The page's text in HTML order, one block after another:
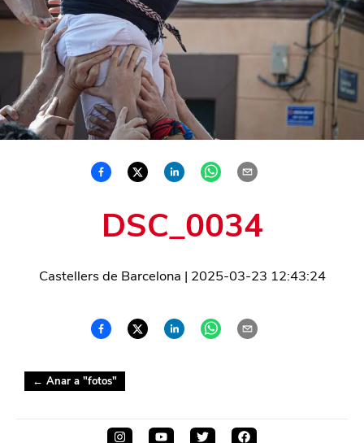
DSC_0034
Castellers de Barcelona | 2025-03-23 12:43:24
← Anar a "fotos"